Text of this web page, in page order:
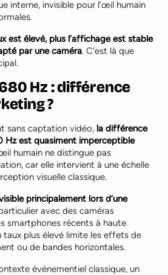
interne, invisible pour l’œil humain
est élevé, plus l’affichage est stable
par une caméra. C’est là que
Hz : différence
?
sans captation vidéo, la différence
Hz est quasiment imperceptible
humain ne distingue pas
car elle intervient à une échelle
visuelle classique.
principalement lors d’une
avec des caméras
smartphones récents à haute
taux plus élevé limite les effets de
ou de bandes horizontales.
événementiel classique, un